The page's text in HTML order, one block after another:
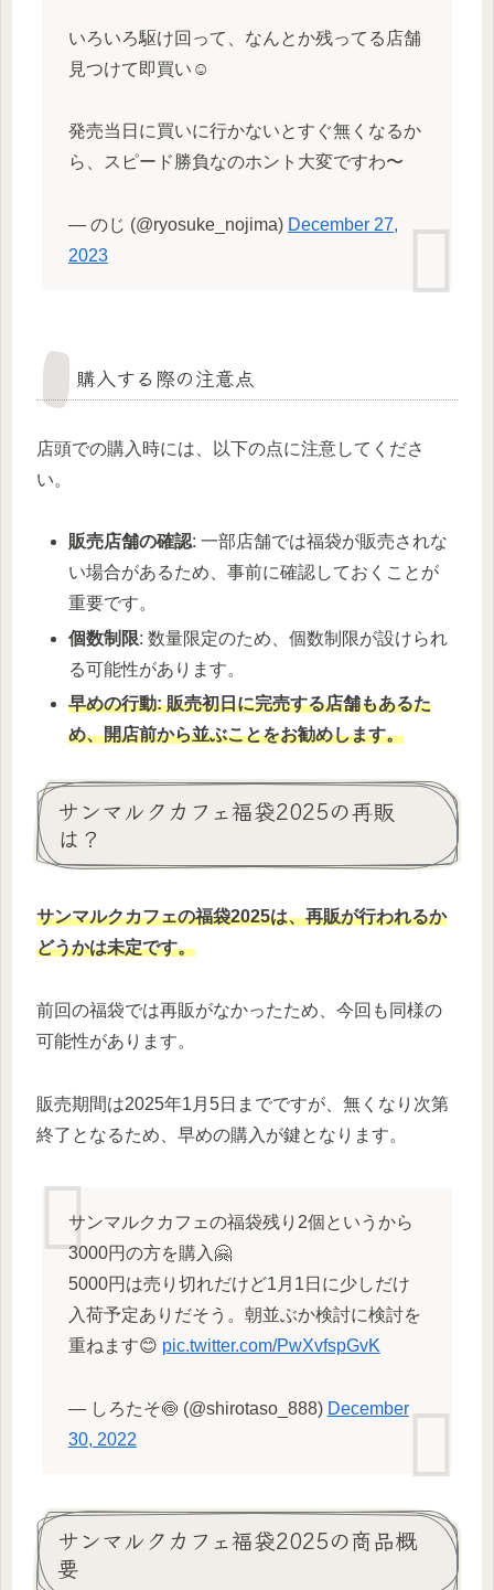
いろいろ駆け回って、なんとか残ってる店舗
見つけて即買い☺️
発売当日に買いに行かないとすぐ無くなるか
ら、スピード勝負なのホント大変ですわ〜
— のじ (@ryosuke_nojima) December 27,
2023
購入する際の注意点
店頭での購入時には、以下の点に注意してくださ
い。
販売店舗の確認: 一部店舗では福袋が販売されな
い場合があるため、事前に確認しておくことが
重要です。
個数制限: 数量限定のため、個数制限が設けられ
る可能性があります。
早めの行動: 販売初日に完売する店舗もあるた
め、開店前から並ぶことをお勧めします。
サンマルクカフェ福袋2025の再販
は？
サンマルクカフェの福袋2025は、再販が行われるか
どうかは未定です。
前回の福袋では再販がなかったため、今回も同様の
可能性があります。
販売期間は2025年1月5日までですが、無くなり次第
終了となるため、早めの購入が鍵となります。
サンマルクカフェの福袋残り2個というから
3000円の方を購入🤗
5000円は売り切れだけど1月1日に少しだけ
入荷予定ありだそう。朝並ぶか検討に検討を
重ねます😊 pic.twitter.com/PwXvfspGvK
— しろたそ🍥 (@shirotaso_888) December
30, 2022
サンマルクカフェ福袋2025の商品概
要